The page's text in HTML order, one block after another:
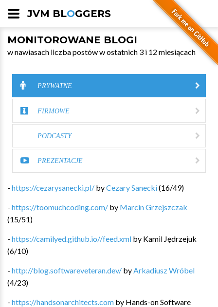
JVM BLOGGERS
MONITOROWANE BLOGI
w nawiasach liczba postów w ostatnich 3 i 12 miesiącach
PRYWATNE
FIRMOWE
PODCASTY
PREZENTACJE
- https://cezarysanecki.pl/ byCezary Sanecki(16/49)
- https://toomuchcoding.com/ by Marcin Grzejszczak
(15/51)
- https://camilyed.github.io//feed.xml by Kamil Jędrzejuk
(6/10)
- http://blog.softwareveteran.dev/ by Arkadiusz Wróbel
(4/23)
- https://handsonarchitects.com by Hands-on Software